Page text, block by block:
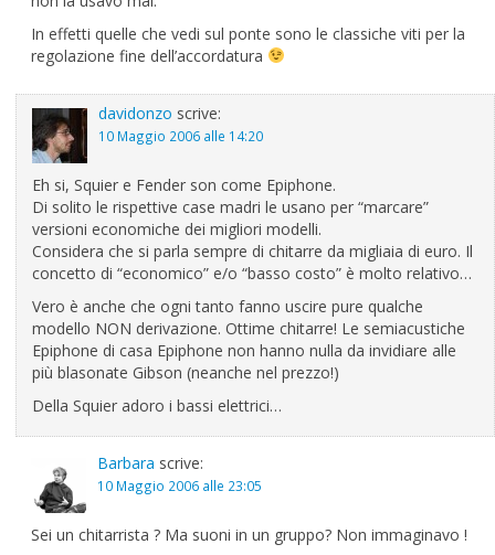
In effetti quelle che vedi sul ponte sono le classiche viti per la
regolazione fine dell’accordatura
davidonzo scrive:
10 Maggio 2006 alle 14:20
Eh si, Squier e Fender son come Epiphone.
Di solito le rispettive case madri le usano per “marcare”
versioni economiche dei migliori modelli.
Considera che si parla sempre di chitarre da migliaia di euro. Il
concetto di “economico” e/o “basso costo” è molto relativo…
Vero è anche che ogni tanto fanno uscire pure qualche
modello NON derivazione. Ottime chitarre! Le semiacustiche
Epiphone di casa Epiphone non hanno nulla da invidiare alle
più blasonate Gibson (neanche nel prezzo!)
Della Squier adoro i bassi elettrici…
Barbara scrive:
10 Maggio 2006 alle 23:05
Sei un chitarrista ? Ma suoni in un gruppo? Non immaginavo !